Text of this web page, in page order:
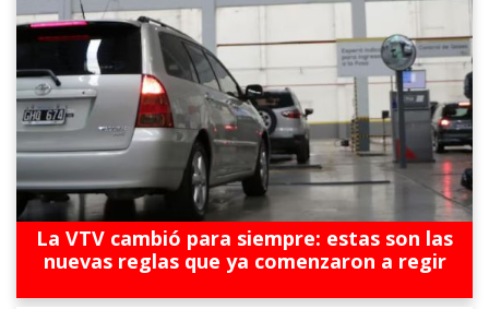
La VTV cambió para siempre: estas son las
nuevas reglas que ya comenzaron a regir